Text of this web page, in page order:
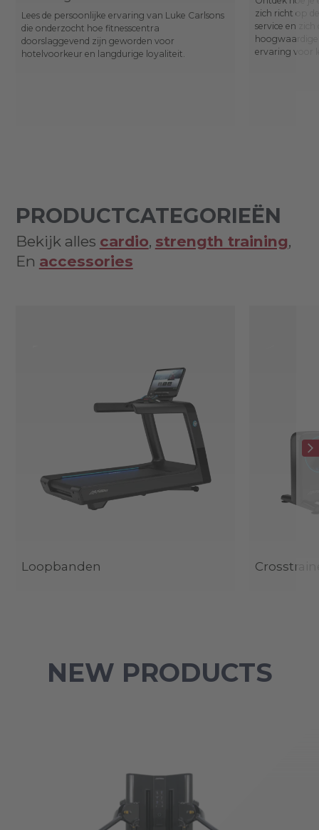
Lees de persoonlijke ervaring van Luke Carlsons
die onderzocht hoe fitnesscentra
doorslaggevend zijn geworden voor
hotelvoorkeur en langdurige loyaliteit.
zich richt op
service en
ervaring voor
PRODUCTCATEGORIEËN
Bekijk alles cardio, strength training,
En accessories
Loopbanden
NEW PRODUCTS